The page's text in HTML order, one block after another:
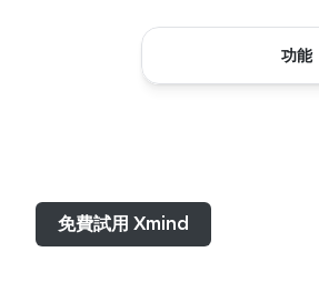
免費試用 Xmind
功能